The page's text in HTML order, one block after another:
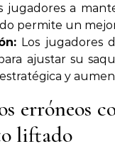
jugadores a
permite un
Los jugadores
ajustar su
y
erróneos
liftado